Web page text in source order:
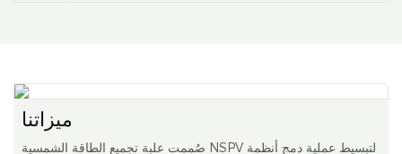
ميزاتنا
صُممت علبة تجميع الطاقة الشمسية NSPV لتبسيط عملية دمج أنظمة